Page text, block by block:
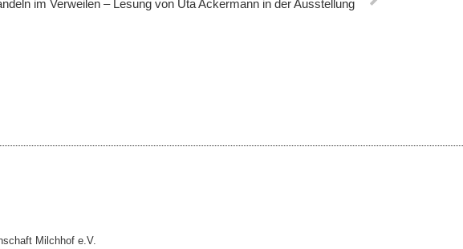
im Verweilen – Lesung von Uta Ackermann in der Ausstellung
Milchhof e.V.